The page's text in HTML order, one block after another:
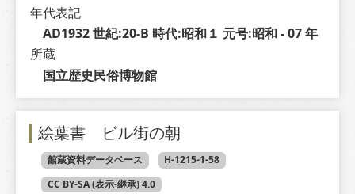
年代表記
AD1932 世紀:20-B 時代:昭和１ 元号:昭和 - 07 年
所蔵
国立歴史民俗博物館
絵葉書 ビル街の朝
館蔵資料データベース
H-1215-1-58
CC BY-SA (表示-継承) 4.0